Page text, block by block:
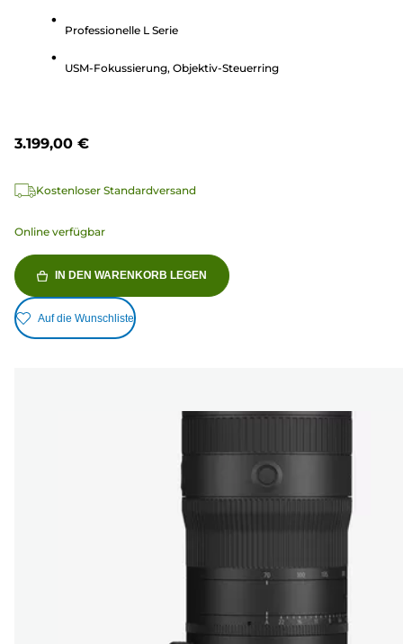
Sternen.
Bewertungen
Professionelle L Serie
USM-Fokussierung, Objektiv-Steuerring
3.199,00 €
Kostenloser Standardversand
Online verfügbar
IN DEN WARENKORB LEGEN
Auf die Wunschliste